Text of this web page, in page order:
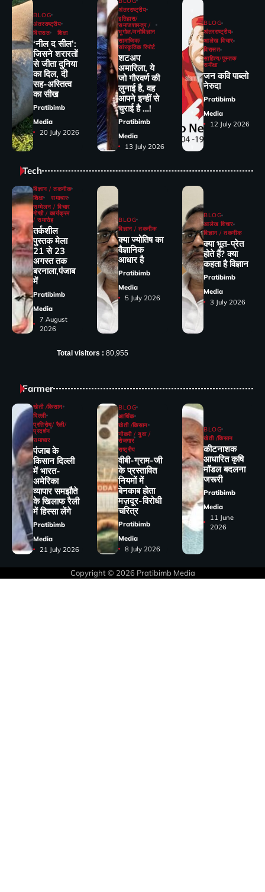
BLOG
अंतरराष्ट्रीय
विरासत
शिक्षा
‘नील द सील’:
जिसने शरारतों
से जीता दुनिया
का दिल, दी
सह-अस्तित्व
का सीख
Pratibimb
Media
20 July 2026
अंतरराष्ट्रीय
इतिहास/
समाजशास्त्र /
भूगोल/मनोविज्ञान
सामाजिक/
सांस्कृतिक रिपोर्ट
शटअप
अमारिला, ये
जो गौरवर्ण की
लुनाई है, वह
आपने इन्हीं से
चुराई है …!
Pratibimb
Media
13 July 2026
BLOG
अंतरराष्ट्रीय
आलेख विचार
विरासत
साहित्य/पुस्तक
समीक्षा
जन कवि पाब्लो
नेरुदा
Pratibimb
Media
12 July 2026
Tech
विज्ञान / तकनीक
शिक्षा
समाचार
सम्मेलन / विचार
गोष्ठी / कार्यक्रम
/ समारोह
तर्कशील
पुस्तक मेला
21 से 23
अगस्त तक
बरनाला,पंजाब
में
Pratibimb
Media
7 August
2026
BLOG
विज्ञान / तकनीक
क्या ज्योतिष का
वैज्ञानिक
आधार है
Pratibimb
Media
5 July 2026
BLOG
आलेख विचार
विज्ञान / तकनीक
क्या भूत-प्रेत
होते हैं? क्या
कहता है विज्ञान
Pratibimb
Media
3 July 2026
Total visitors : 80,955
Farmer
खेती /किसान
दिल्ली
प्रतिरोध/ रैली/
प्रदर्शन
समाचार
पंजाब के
किसान दिल्ली
में भारत-
अमेरिका
व्यापार समझौते
के खिलाफ रैली
में हिस्सा लेंगे
Pratibimb
Media
21 July 2026
BLOG
आर्थिक
खेती /किसान
नौकरी / युवा /
रोजगार
राष्ट्रीय
वीबी-ग्राम-जी
के प्रस्तावित
नियमों में
बेनकाब होता
मज़दूर-विरोधी
चरित्र
Pratibimb
Media
8 July 2026
BLOG
खेती /किसान
कीटनाशक
आधारित कृषि
मॉडल बदलना
जरूरी
Pratibimb
Media
11 June
2026
Copyright © 2026 Pratibimb Media